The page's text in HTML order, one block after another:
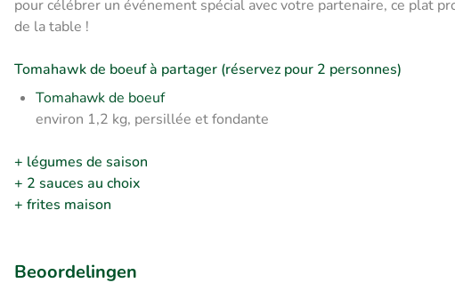
pour célébrer un événement spécial avec votre partenaire, ce plat
de la table !
Tomahawk de boeuf à partager (réservez pour 2 personnes)
Tomahawk de boeuf
environ 1,2 kg, persillée et fondante
+ légumes de saison
+ 2 sauces au choix
+ frites maison
Beoordelingen